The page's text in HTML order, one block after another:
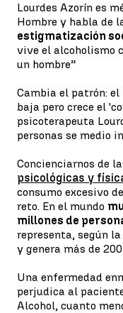
Lourdes Azorín es
Hombre y habla de
estigmatización
vive el alcoholismo
un hombre”
Cambia el patrón: el
baja pero crece el
psicoterapeuta
personas se medio
Concienciarnos de
psicológicas y
consumo excesivo
reto. En el mundo
millones de
representa, según
y genera más de
Una enfermedad
perjudica al
Alcohol, cuanto